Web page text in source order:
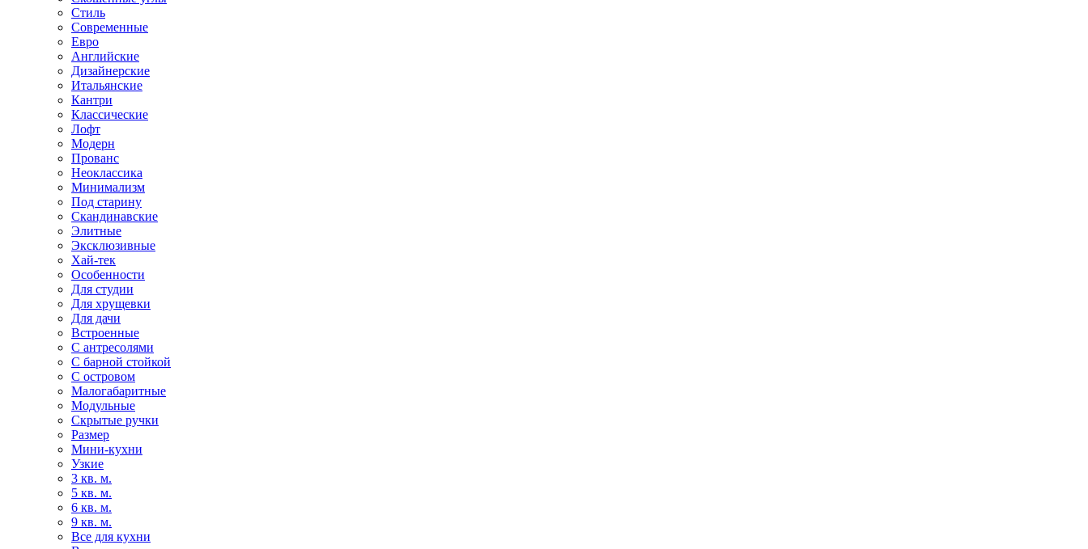
Стиль
Современные
Евро
Английские
Дизайнерские
Итальянские
Кантри
Классические
Лофт
Модерн
Прованс
Неоклассика
Минимализм
Под старину
Скандинавские
Элитные
Эксклюзивные
Хай-тек
Особенности
Для студии
Для хрущевки
Для дачи
Встроенные
С антресолями
С барной стойкой
С островом
Малогабаритные
Модульные
Скрытые ручки
Размер
Мини-кухни
Узкие
3 кв. м.
5 кв. м.
6 кв. м.
9 кв. м.
Все для кухни